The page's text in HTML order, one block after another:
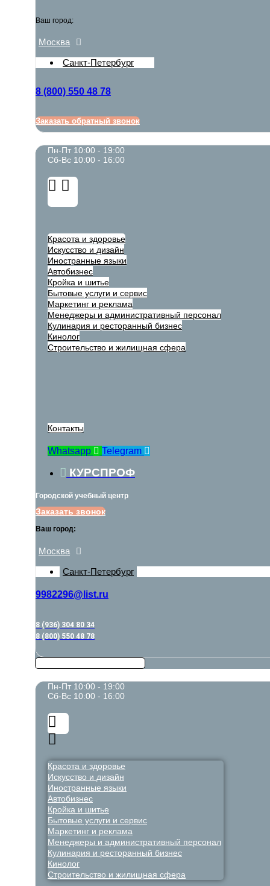
Ваш город:
Москва
Санкт-Петербург
8 (800) 550 48 78
Заказать обратный звонок
Пн-Пт 10:00 - 19:00
Сб-Вс 10:00 - 16:00
Красота и здоровье
Искусство и дизайн
Иностранные языки
Автобизнес
Кройка и шитье
Бытовые услуги и сервис
Маркетинг и реклама
Менеджеры и административный персонал
Кулинария и ресторанный бизнес
Кинолог
Строительство и жилищная сфера
Контакты
Whatsapp Telegram
КУРСПРОФ
Городской учебный центр
Заказать звонок
Ваш город:
Москва
Санкт-Петербург
9982296@list.ru
8 (936) 304 80 34
8 (800) 550 48 78
Пн-Пт 10:00 - 19:00
Сб-Вс 10:00 - 16:00
Красота и здоровье
Искусство и дизайн
Иностранные языки
Автобизнес
Кройка и шитье
Бытовые услуги и сервис
Маркетинг и реклама
Менеджеры и административный персонал
Кулинария и ресторанный бизнес
Кинолог
Строительство и жилищная сфера